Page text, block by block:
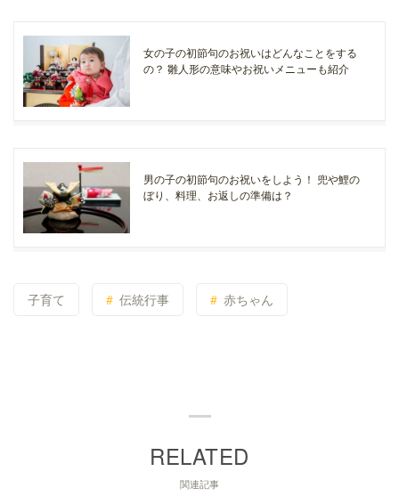
女の子の初節句のお祝いはどんなことをする
の？ 雛人形の意味やお祝いメニューも紹介
男の子の初節句のお祝いをしよう！ 兜や鯉の
ぼり、料理、お返しの準備は？
子育て 伝統行事 赤ちゃん
関連記事